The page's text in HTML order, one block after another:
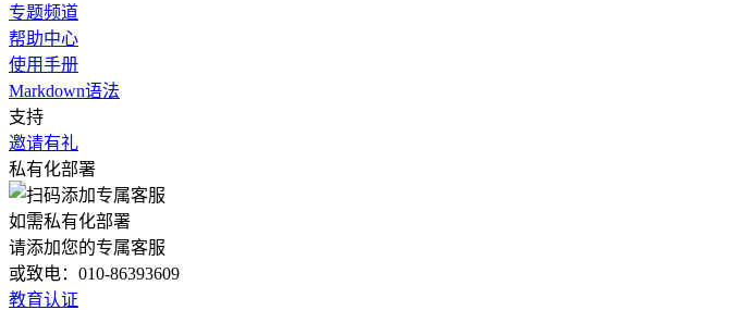
专题频道
帮助中心
使用手册
Markdown语法
支持
邀请有礼
私有化部署
如需私有化部署
请添加您的专属客服
或致电：010-86393609
教育认证